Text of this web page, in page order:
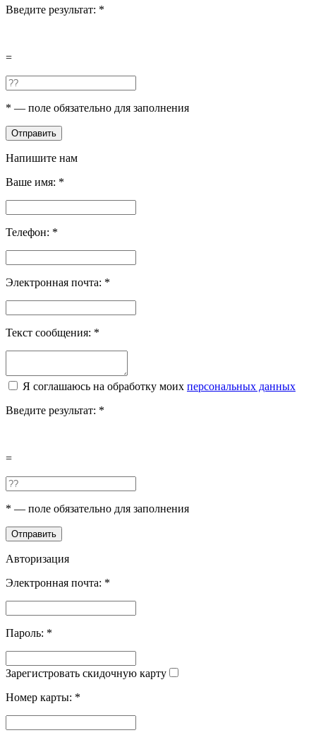
Введите результат: *
=
* — поле обязательно для заполнения
Отправить
Напишите нам
Ваше имя: *
Телефон: *
Электронная почта: *
Текст сообщения: *
Я соглашаюсь на обработку моих персональных данных
Введите результат: *
=
* — поле обязательно для заполнения
Отправить
Авторизация
Электронная почта: *
Пароль: *
Зарегистровать скидочную карту
Номер карты: *